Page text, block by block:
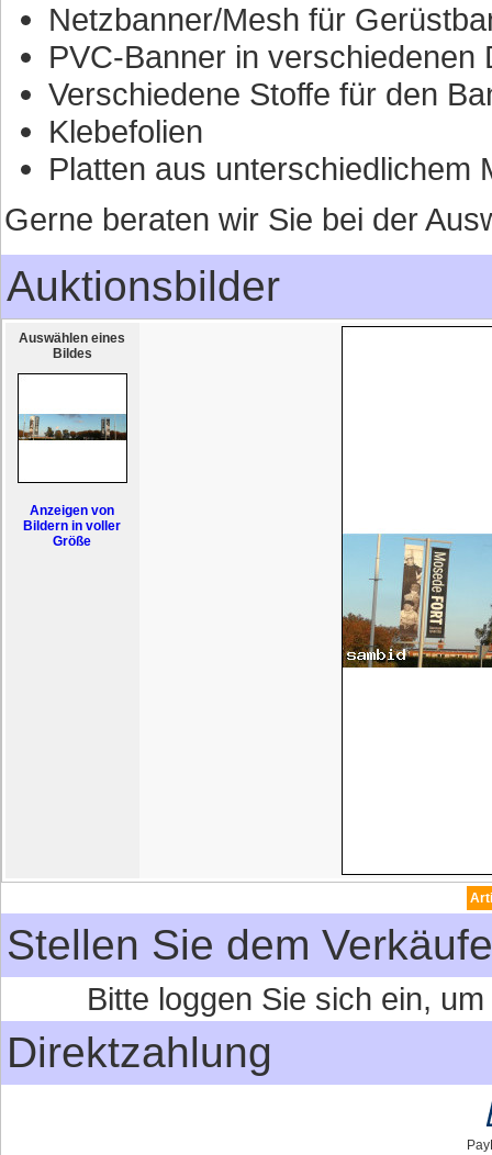
Netzbanner/Mesh für
PVC-Banner in verschiedenen
Verschiedene Stoffe für den
Klebefolien
Platten aus unterschiedlichem
Gerne beraten wir Sie bei der
Auktionsbilder
Auswählen eines
Bildes
Anzeigen von
Bildern in voller
Größe
Stellen Sie dem
Bitte loggen Sie sich ein,
Direktzahlung